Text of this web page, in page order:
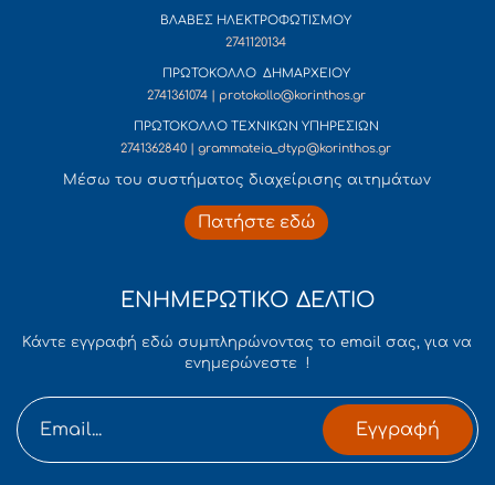
ΒΛΑΒΕΣ ΗΛΕΚΤΡΟΦΩΤΙΣΜΟΥ
2741120134
ΠΡΩΤΟΚΟΛΛΟ ΔΗΜΑΡΧΕΙΟΥ
2741361074 | protokollo@korinthos.gr
ΠΡΩΤΟΚΟΛΛΟ ΤΕΧΝΙΚΩΝ ΥΠΗΡΕΣΙΩΝ
2741362840 | grammateia_dtyp@korinthos.gr
Mέσω του συστήματος διαχείρισης αιτημάτων
Πατήστε εδώ
ΕΝΗΜΕΡΩΤΙΚΟ ΔΕΛΤΙΟ
Κάντε εγγραφή εδώ συμπληρώνοντας το email σας, για να
ενημερώνεστε !
Εγγραφή